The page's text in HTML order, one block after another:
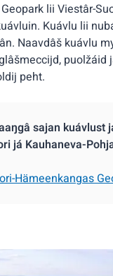
lii Viestâr-
Kuávlu lii
Naavdâš kuávlu
peht.
sajan
já Kauhaneva-
Hämeenkangas